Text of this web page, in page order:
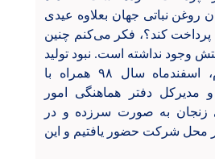
روغن نباتی جهان بعلاوه عیدی
بهمن ۹۸ را پرداخت کند؟، فکر می‌کنم چنین
وجود نداشته است. نبود تولید
را نمی‌توانم بپذیرم، اسفندماه سال ۹۸ همراه با
مدیرکل دفتر هماهنگی امور
زنجان به صورت سرزده و در
محل شرکت حضور یافتیم و این